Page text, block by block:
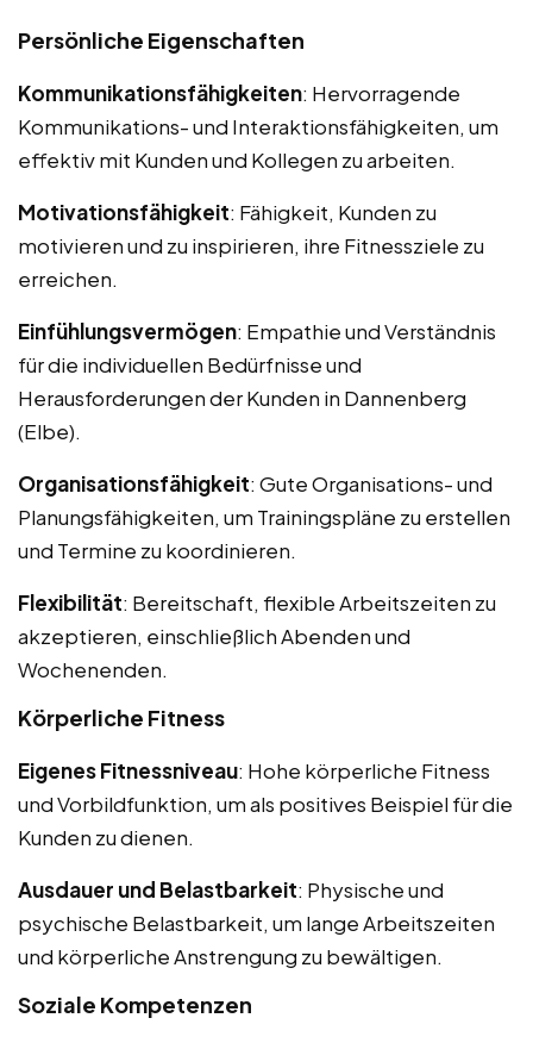
Persönliche Eigenschaften
Kommunikationsfähigkeiten: Hervorragende
Kommunikations- und Interaktionsfähigkeiten, um
effektiv mit Kunden und Kollegen zu arbeiten.
Motivationsfähigkeit: Fähigkeit, Kunden zu
motivieren und zu inspirieren, ihre Fitnessziele zu
erreichen.
Einfühlungsvermögen: Empathie und Verständnis
für die individuellen Bedürfnisse und
Herausforderungen der Kunden in Dannenberg
(Elbe).
Organisationsfähigkeit: Gute Organisations- und
Planungsfähigkeiten, um Trainingspläne zu erstellen
und Termine zu koordinieren.
Flexibilität: Bereitschaft, flexible Arbeitszeiten zu
akzeptieren, einschließlich Abenden und
Wochenenden.
Körperliche Fitness
Eigenes Fitnessniveau: Hohe körperliche Fitness
und Vorbildfunktion, um als positives Beispiel für die
Kunden zu dienen.
Ausdauer und Belastbarkeit: Physische und
psychische Belastbarkeit, um lange Arbeitszeiten
und körperliche Anstrengung zu bewältigen.
Soziale Kompetenzen